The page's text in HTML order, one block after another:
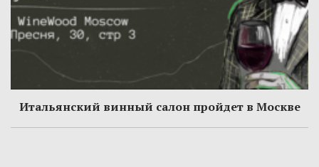
Итальянский винный салон пройдет в Москве